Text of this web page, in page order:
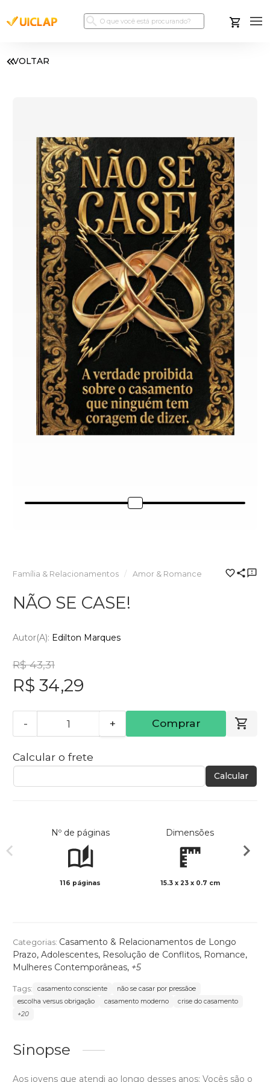
VOLTAR
Família & Relacionamentos Amor & Romance
NÃO SE CASE!
Autor(a): Edilton Marques
R$ 43,31
R$ 34,29
- + Comprar
Calcular o frete
Calcular
Nº de páginas
116 páginas
Dimensões
15.3 x 23 x 0.7 cm
Categorias: Casamento & Relacionamentos de Longo
Prazo, Adolescentes, Resolução de Conflitos, Romance,
Mulheres Contemporâneas, +5
Tags: casamento consciente
não se casar por pressãoe
escolha versus obrigação
casamento moderno
crise do casamento
+20
Sinopse
Aos jovens que atendi ao longo desses anos: Vocês são o